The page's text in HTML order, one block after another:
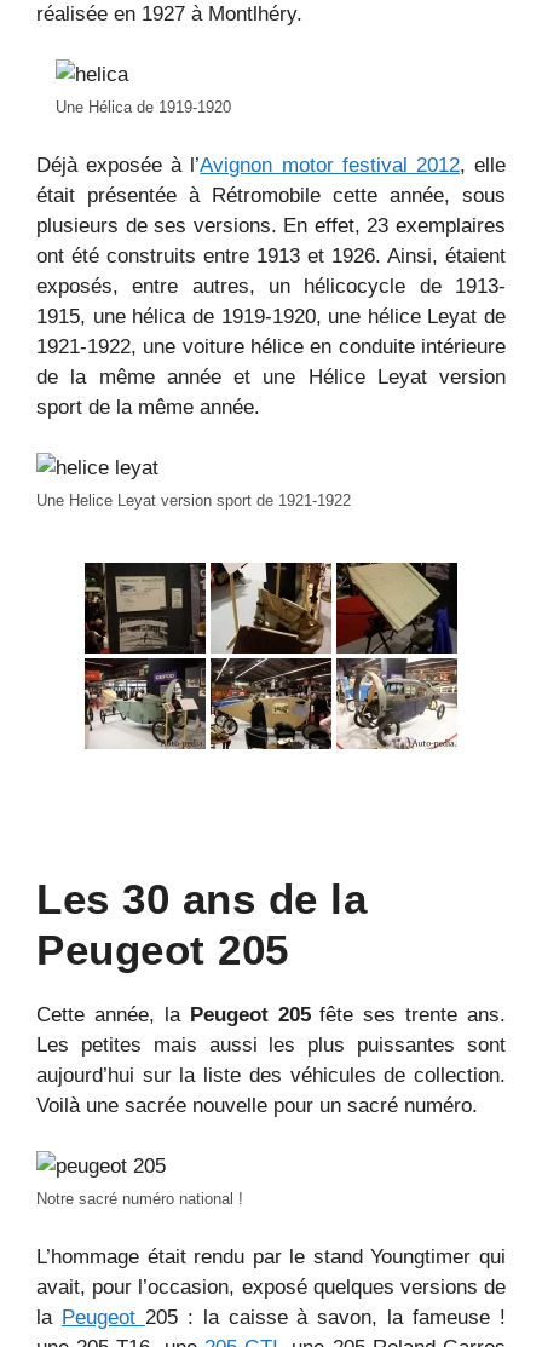
réalisée en 1927 à Montlhéry.
Une Hélica de 1919-1920
Déjà exposée à l’Avignon motor festival 2012, elle
était présentée à Rétromobile cette année, sous
plusieurs de ses versions. En effet, 23 exemplaires
ont été construits entre 1913 et 1926. Ainsi, étaient
exposés, entre autres, un hélicocycle de 1913-
1915, une hélica de 1919-1920, une hélice Leyat de
1921-1922, une voiture hélice en conduite intérieure
de la même année et une Hélice Leyat version
sport de la même année.
Une Helice Leyat version sport de 1921-1922
Les 30 ans de la
Peugeot 205
Cette année, la Peugeot 205fête ses trente ans.
Les petites mais aussi les plus puissantes sont
aujourd’hui sur la liste des véhicules de collection.
Voilà une sacrée nouvelle pour un sacré numéro.
Notre sacré numéro national !
L’hommage était rendu par le stand Youngtimer qui
avait, pour l’occasion, exposé quelques versions de
la Peugeot 205 : la caisse à savon, la fameuse !